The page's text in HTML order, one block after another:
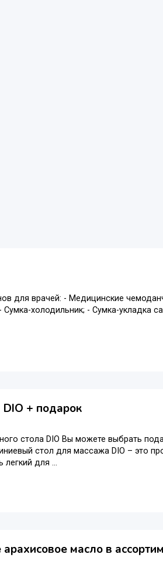
для врачей: - Медицинские
холодильник; - Сумка-укладка
+ подарок
стола DIO Вы можете выбрать
стол для массажа DIO – это
для ...
масло в